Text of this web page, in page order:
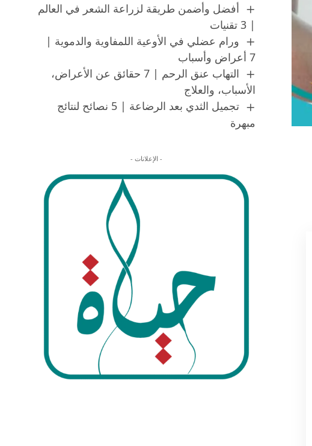
أفضل وأضمن طريقة لزراعة الشعر في العالم
| 3 تقنيات
ورام عضلي في الأوعية اللمفاوية والدموية |
7 أعراض وأسباب
التهاب عنق الرحم | 7 حقائق عن الأعراض،
الأسباب، والعلاج
تجميل الثدي بعد الرضاعة | 5 نصائح لنتائج
مبهرة
- الإعلانات -